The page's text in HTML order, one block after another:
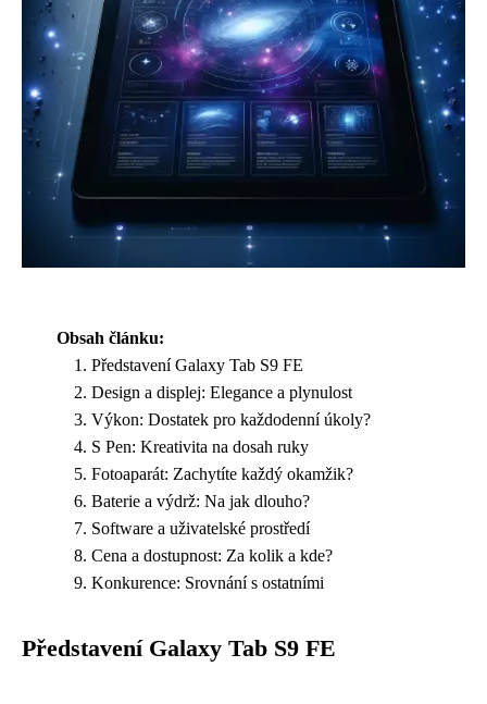
Obsah článku:
Představení Galaxy Tab S9 FE
Design a displej: Elegance a plynulost
Výkon: Dostatek pro každodenní úkoly?
S Pen: Kreativita na dosah ruky
Fotoaparát: Zachytíte každý okamžik?
Baterie a výdrž: Na jak dlouho?
Software a uživatelské prostředí
Cena a dostupnost: Za kolik a kde?
Konkurence: Srovnání s ostatními
Představení Galaxy Tab S9 FE